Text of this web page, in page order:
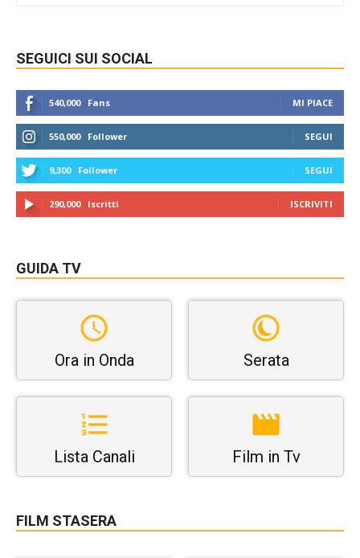
SEGUICI SUI SOCIAL
540,000 Fans MI PIACE
550,000 Follower SEGUI
9,300 Follower SEGUI
290,000 Iscritti ISCRIVITI
GUIDA TV
Ora in Onda Serata
Lista Canali Film in Tv
FILM STASERA